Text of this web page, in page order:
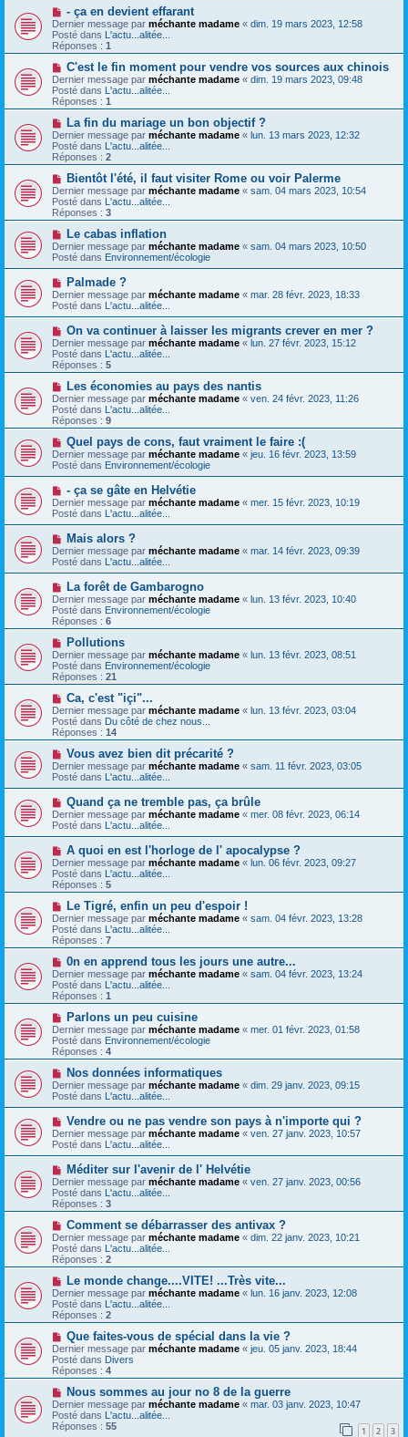
a
g
e
a
u
m
e
s
a
g
e
o
u
v
e
a
m
e
s
s
a
g
e
- ça en devient effarant
Dernier message par méchante madame « dim. 19 mars 2023, 12:58
Posté dans L'actu...alitée...
Réponses : 1
N
o
u
v
e
a
u
m
e
s
s
a
g
e
C'est le fin moment pour vendre vos sources aux chinois
Dernier message par méchante madame « dim. 19 mars 2023, 09:48
Posté dans L'actu...alitée...
Réponses : 1
N
o
u
v
e
a
u
m
e
s
s
a
g
e
La fin du mariage un bon objectif ?
Dernier message par méchante madame « lun. 13 mars 2023, 12:32
Posté dans L'actu...alitée...
Réponses : 2
N
o
u
v
e
a
u
m
e
s
a
g
e
Bientôt l'été, il faut visiter Rome ou voir Palerme
Dernier message par méchante madame « sam. 04 mars 2023, 10:54
Posté dans L'actu...alitée...
Réponses : 3
N
o
u
v
e
a
u
m
e
s
s
a
g
e
Le cabas inflation
Dernier message par méchante madame « sam. 04 mars 2023, 10:50
Posté dans Environnement/écologie
N
o
u
v
a
u
m
e
s
a
g
e
Palmade ?
Dernier message par méchante madame « mar. 28 févr. 2023, 18:33
Posté dans L'actu...alitée...
N
o
u
v
e
a
u
m
e
s
s
a
g
e
On va continuer à laisser les migrants crever en mer ?
Dernier message par méchante madame « lun. 27 févr. 2023, 15:12
Posté dans L'actu...alitée...
Réponses : 5
N
o
u
v
e
a
m
e
s
a
g
e
Les économies au pays des nantis
Dernier message par méchante madame « ven. 24 févr. 2023, 11:26
Posté dans L'actu...alitée...
Réponses : 9
N
o
u
v
a
u
m
e
s
a
g
e
Quel pays de cons, faut vraiment le faire :(
Dernier message par méchante madame « jeu. 16 févr. 2023, 13:59
Posté dans Environnement/écologie
o
u
v
e
a
u
m
e
s
a
g
e
- ça se gâte en Helvétie
Dernier message par méchante madame « mer. 15 févr. 2023, 10:19
Posté dans L'actu...alitée...
N
o
u
v
e
a
u
m
e
s
a
g
e
Mais alors ?
Dernier message par méchante madame « mar. 14 févr. 2023, 09:39
Posté dans L'actu...alitée...
N
o
u
v
e
a
u
m
e
s
s
a
g
e
La forêt de Gambarogno
Dernier message par méchante madame « lun. 13 févr. 2023, 10:40
Posté dans Environnement/écologie
Réponses : 6
N
o
u
v
e
a
m
e
s
s
g
e
Pollutions
Dernier message par méchante madame « lun. 13 févr. 2023, 08:51
Posté dans Environnement/écologie
Réponses : 21
N
o
u
v
e
a
m
e
s
a
g
e
Ca, c'est "içi"...
Dernier message par méchante madame « lun. 13 févr. 2023, 03:04
Posté dans Du côté de chez nous...
Réponses : 14
N
o
u
v
a
u
m
e
s
s
a
g
e
Vous avez bien dit précarité ?
Dernier message par méchante madame « sam. 11 févr. 2023, 03:05
Posté dans L'actu...alitée...
N
o
u
v
a
u
m
e
s
a
g
e
Quand ça ne tremble pas, ça brûle
Dernier message par méchante madame « mer. 08 févr. 2023, 06:14
Posté dans L'actu...alitée...
N
o
u
v
e
a
u
m
e
s
s
a
g
e
A quoi en est l'horloge de l' apocalypse ?
Dernier message par méchante madame « lun. 06 févr. 2023, 09:27
Posté dans L'actu...alitée...
Réponses : 5
N
o
u
v
e
a
u
m
e
s
s
a
g
e
Le Tigré, enfin un peu d'espoir !
Dernier message par méchante madame « sam. 04 févr. 2023, 13:28
Posté dans L'actu...alitée...
Réponses : 7
N
o
u
v
e
a
u
m
e
s
s
a
g
e
0n en apprend tous les jours une autre...
Dernier message par méchante madame « sam. 04 févr. 2023, 13:24
Posté dans L'actu...alitée...
Réponses : 1
N
o
u
v
e
a
u
m
e
s
a
g
e
Parlons un peu cuisine
Dernier message par méchante madame « mer. 01 févr. 2023, 01:58
Posté dans Environnement/écologie
Réponses : 4
N
o
u
v
e
u
m
e
s
a
g
e
Nos données informatiques
Dernier message par méchante madame « dim. 29 janv. 2023, 09:15
Posté dans L'actu...alitée...
N
o
u
v
e
a
u
m
e
s
a
g
e
Vendre ou ne pas vendre son pays à n'importe qui ?
Dernier message par méchante madame « ven. 27 janv. 2023, 10:57
Posté dans L'actu...alitée...
N
o
u
v
e
a
m
e
s
s
a
g
e
Méditer sur l'avenir de l' Helvétie
Dernier message par méchante madame « ven. 27 janv. 2023, 00:56
Posté dans L'actu...alitée...
Réponses : 3
N
o
u
v
e
a
u
m
e
s
s
a
g
e
Comment se débarrasser des antivax ?
Dernier message par méchante madame « dim. 22 janv. 2023, 10:21
Posté dans L'actu...alitée...
Réponses : 2
N
o
u
v
e
a
m
e
s
s
a
g
e
Le monde change....VITE! ...Très vite...
Dernier message par méchante madame « lun. 16 janv. 2023, 12:08
Posté dans L'actu...alitée...
Réponses : 2
N
o
u
v
e
a
u
m
e
s
Que faites-vous de spécial dans la vie ?
Dernier message par méchante madame « jeu. 05 janv. 2023, 18:44
Posté dans Divers
Réponses : 4
N
o
u
v
e
Nous sommes au jour no 8 de la guerre
Dernier message par méchante madame « mar. 03 janv. 2023, 10:47
Posté dans L'actu...alitée...
Réponses : 55 1 2 3